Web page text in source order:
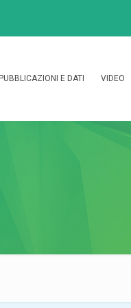
PUBBLICAZIONI E DATI VIDEO